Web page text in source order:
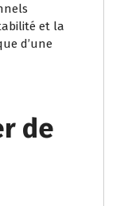
et la
d’une
de